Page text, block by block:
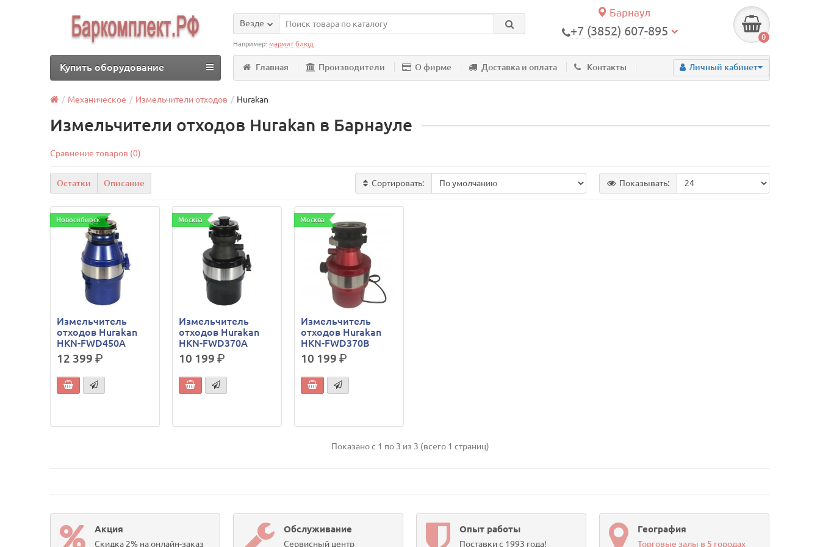
Барнаул
+7 (3852) 607-895 0
Везде
Например:мармит блюд
Главная Производители О фирме Доставка и оплата Контакты Личный кабинет
Купить оборудование
Механическое Измельчители отходов Hurakan
Измельчители отходов Hurakan в Барнауле
Сравнение товаров (0)
Остатки Описание Сортировать: Показывать:
Новосибирск
Измельчитель
отходов Hurakan
HKN-FWD450A
12 399р.
Москва
Измельчитель
отходов Hurakan
HKN-FWD370A
10 199р.
Москва
Измельчитель
отходов Hurakan
HKN-FWD370B
10 199р.
Показано с 1 по 3 из 3 (всего 1 страниц)
Акция
Скидка 2% на онлайн-заказ
Обслуживание
Сервисный центр
Опыт работы
Поставки с 1993 года!
География
Торговые залы в 5 городах